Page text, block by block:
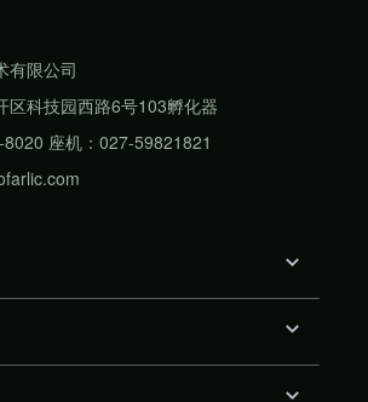
有限公司
区科技园西路6号103孵化器
座机：027-59821821